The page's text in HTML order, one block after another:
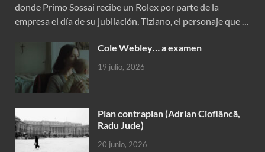
donde Primo Sossai recibe un Rolex por parte de la
empresa el día de su jubilación, Tiziano, el personaje que …
Cole Webley… a examen
19 julio, 2026
Plan contraplan (Adrian Cioflâncã,
Radu Jude)
20 junio, 2026